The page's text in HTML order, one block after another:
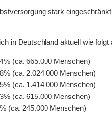
stark
in Deutschland aktuell wie
(ca. 665.000 Menschen)
(ca. 2.024.000 Menschen)
(ca. 1.414.000 Menschen)
(ca. 615.000 Menschen)
(ca. 245.000 Menschen)